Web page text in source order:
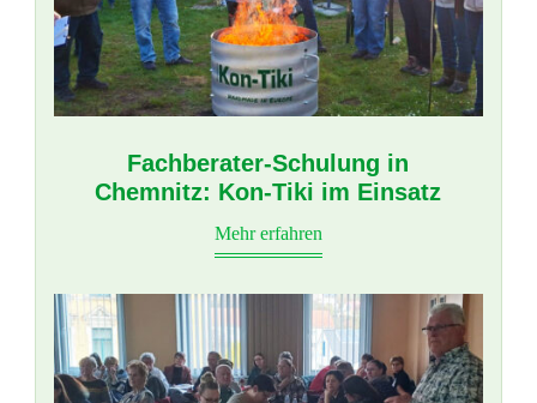
Fachberater-Schulung in
Chemnitz: Kon-Tiki im Einsatz
Mehr erfahren